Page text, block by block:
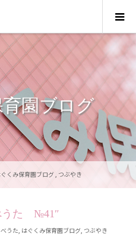
園ブログ
くみ保育園ブログ, つぶやき
た №41″
うた はぐくみ保育園ブログ つぶやき